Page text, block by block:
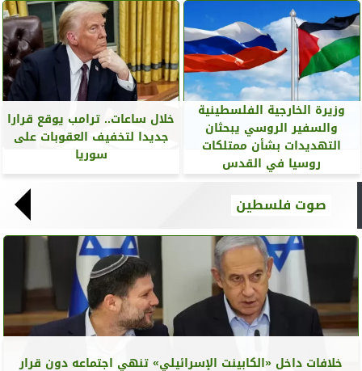
وزيرة الخارجية الفلسطينية
والسفير الروسي يبحثان
التهديدات بشأن ممتلكات
روسيا في القدس
خلال ساعات.. ترامب يوقع قرارا
جديدا لتخفيف العقوبات على
سوريا
صوت فلسطين
خلافات داخل «الكابينت الإسرائيلي» تنهي اجتماعه دون قرار